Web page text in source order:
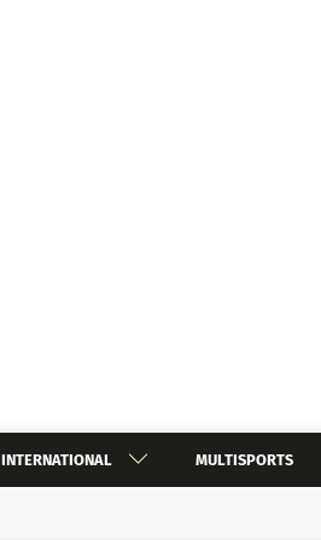
INTERNATIONAL MULTISPORTS